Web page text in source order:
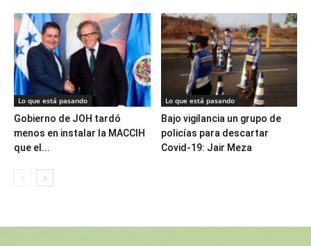
Lo que está pasando
Gobierno de JOH tardó
menos en instalar la MACCIH
que el...
Lo que está pasando
Bajo vigilancia un grupo de
policías para descartar
Covid-19: Jair Meza